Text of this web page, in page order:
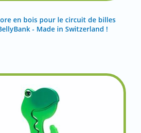
en bois pour le circuit de billes
- Made in Switzerland !